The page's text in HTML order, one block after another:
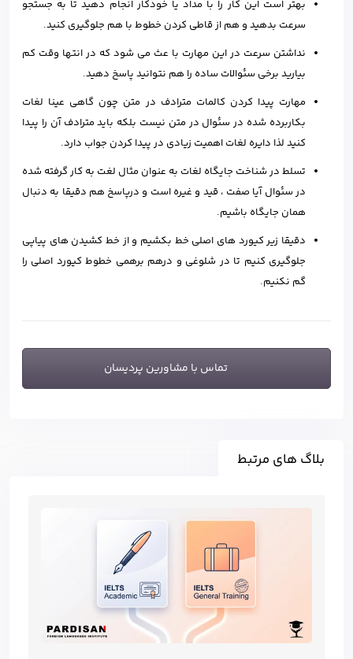
بهتر است این کار را با مداد یا خودکار انجام دهید تا به جستجو
سرعت بدهید و هم از قاطی کردن خطوط با هم جلوگیری کنید.
نداشتن سرعت در این مهارت با عث می شود که در انتها وقت کم
بیارید برخی سئوالات ساده را هم نتوانید پاسخ دهید.
مهارت پیدا کردن کالمات مترادف در متن چون گاهی عینا لغات
بکاربرده شده در سئوال در متن نیست بلکه باید مترادف آن را پیدا
کنید لذا دایره لغات اهمیت زیادی در پیدا کردن جواب دارد.
تسلط در شناخت جایگاه لغات به عنوان مثال لغت به کار گرفته شده
در سئوال آیا صفت ، قید و غیره است و درپاسخ هم دقیقا به دنبال
همان جایگاه باشیم.
دقیقا زیر کیورد های اصلی خط بکشیم و از خط کشیدن های پیاپی
جلوگیری کنیم تا در شلوغی و درهم برهمی خطوط کیورد اصلی را
گم نکنیم.
تماس با مشاورین پردیسان
بلاگ های مرتبط